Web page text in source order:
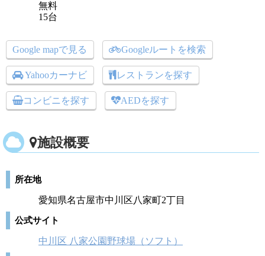
無料
15台
Google mapで見る Googleルートを検索
Yahooカーナビ レストランを探す
コンビニを探す AEDを探す
施設概要
所在地
愛知県名古屋市中川区八家町2丁目
公式サイト
中川区 八家公園野球場（ソフト）